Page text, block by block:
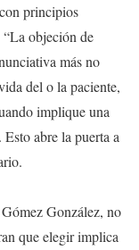
principios
objeción de
más no
del o la paciente,
implique una
abre la puerta a
González, no
que elegir implica